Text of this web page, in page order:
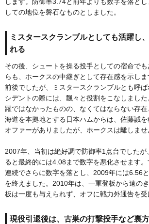
しての地位を磐石なものとしました。
ミスタースクランブルとしても活躍し
れる
その後、シュートを操る投手としての宿命で
らも、ホークスの中継ぎとして存在感を示し
前後でしたが、ミスタースクランブルとも呼
シデントの際には、飄々と役割をこなしまし
躍ではなかったものの、なくてはならない存
海道を本拠地とする日本ハムからは、佐藤誠
オファーがありましたが、ホークスは離しませ
2007年、当初は絶好調で防御率1点台でしたが
ると最終的には4.08まで数字を悪化させます
連続でさらに数字を落とし、2009年には6.56
を終えました。2010年は、一軍登板から遠の
板は一度も与えられず、オフに戦力外通告を受
現役引退後は、古巣の打撃投手など裏